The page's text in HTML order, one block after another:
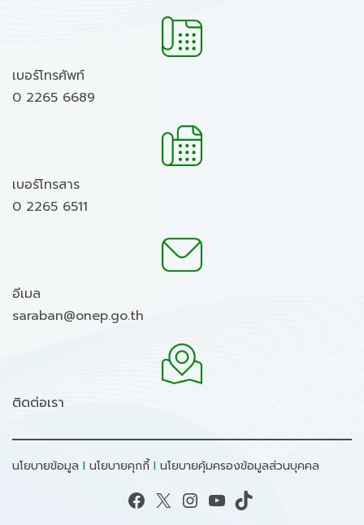
เบอร์โทรศัพท์
0 2265 6689
เบอร์โทรสาร
0 2265 6511
อีเมล
saraban@onep.go.th
ติดต่อเรา
นโยบายข้อมูล I นโยบายคุกกี้ I นโยบายคุ้มครองข้อมูลส่วนบุคคล
Facebook X Instagram YouTube TikTok